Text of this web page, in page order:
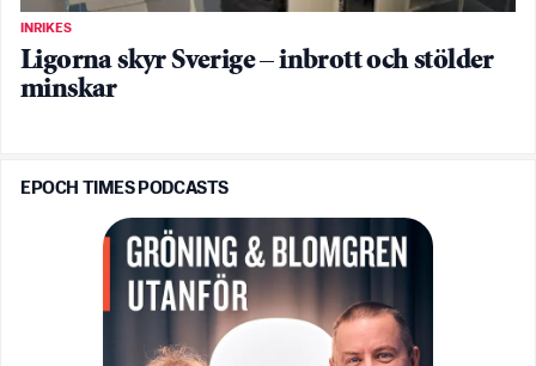
INRIKES
Ligorna skyr Sverige – inbrott och stölder
minskar
EPOCH TIMES PODCASTS